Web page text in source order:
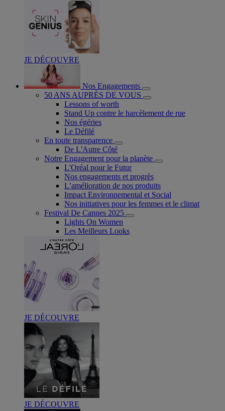
JE DÉCOUVRE
Nos Engagements
50 ANS AUPRÈS DE VOUS
Lessons of worth
Stand Up contre le harcèlement de rue
Nos égéries
Le Défilé
En toute transparence
De L'Autre Côté
Notre Engagement pour la planète
L'Oréal pour le Futur
Nos engagements et progrès
L’amélioration de nos produits
Impact Environnemental et Social
Nos initiatives pour les femmes et le climat
Festival De Cannes 2025
Lights On Women
Les Meilleurs Looks
JE DÉCOUVRE
JE DÉCOUVRE